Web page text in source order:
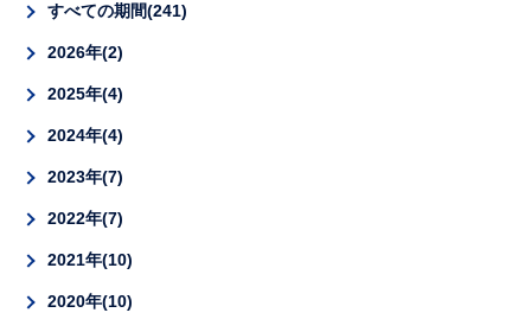
すべての期間 241
2026年 2
2025年 4
2024年 4
2023年 7
2022年 7
2021年 10
2020年 10